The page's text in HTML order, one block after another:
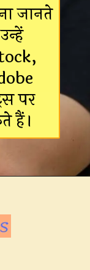
जानते
पर
हैं।